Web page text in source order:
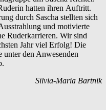
hatten ihren Auftritt.
durch Sascha stellten sich
und motivierte
Ruderkarrieren. Wir sind
Jahr viel Erfolg! Die
unter den Anwesenden
Silvia-Maria Bartnik